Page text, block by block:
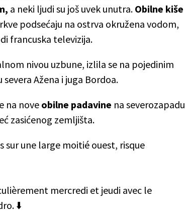
a neki ljudi su još uvek unutra. Obilne kiše
podsećaju na ostrva okružena vodom,
francuska televizija.
nivou uzbune, izlila se na pojedinim
Ažena i juga Bordoa.
na noveobilne padavine na severozapadu
zasićenog zemljišta.
sur une large moitié ouest, risque
mercredi et jeudi avec le
⬇️